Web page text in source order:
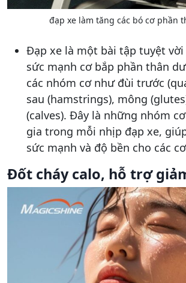
đạp xe làm tăng các bó cơ phần
Đạp xe là một bài tập tuyệt
sức mạnh cơ bắp phần thân
các nhóm cơ như đùi trước
sau (hamstrings), mông
(calves). Đây là những nhóm
gia trong mỗi nhịp đạp xe,
sức mạnh và độ bền cho các
Đốt cháy calo, hỗ trợ